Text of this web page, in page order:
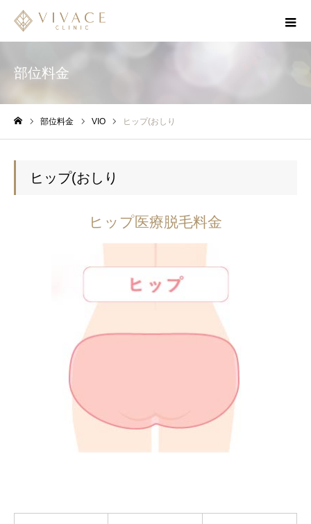
部位料金
部位料金 VIO ヒップ(おしり
ヒップ(おしり
ヒップ医療脱毛料金